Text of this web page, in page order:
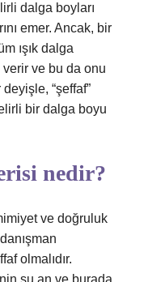
dalga boyları
emer. Ancak, bir
ışık dalga
verir ve bu da onu
“şeffaf”
bir dalga boyu
nedir?
ve doğruluk
olmalıdır.
şu an ve burada